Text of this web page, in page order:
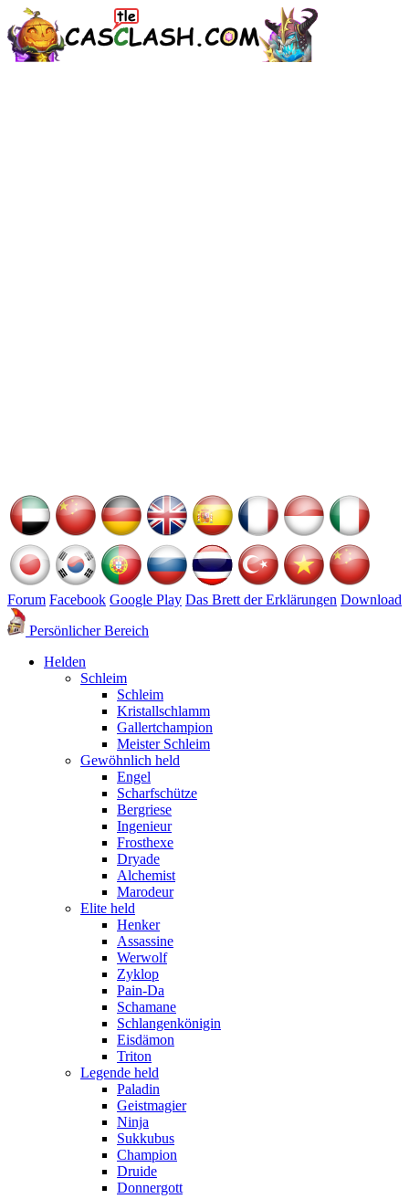
Forum Facebook Google Play Das Brett der Erklärungen Download
Persönlicher Bereich
Helden
Schleim
Schleim
Kristallschlamm
Gallertchampion
Meister Schleim
Gewöhnlich held
Engel
Scharfschütze
Bergriese
Ingenieur
Frosthexe
Dryade
Alchemist
Marodeur
Elite held
Henker
Assassine
Werwolf
Zyklop
Pain-Da
Schamane
Schlangenkönigin
Eisdämon
Triton
Legende held
Paladin
Geistmagier
Ninja
Sukkubus
Champion
Druide
Donnergott